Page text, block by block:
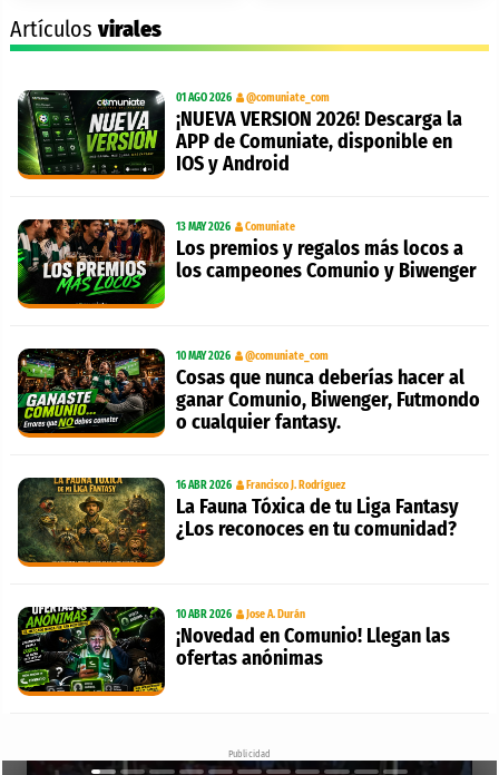
Artículosvirales
01 AGO 2026 @comuniate_com
¡NUEVA VERSION 2026! Descarga la
APP de Comuniate, disponible en
IOS y Android
13 MAY 2026 Comuniate
Los premios y regalos más locos a
los campeones Comunio y Biwenger
10 MAY 2026 @comuniate_com
Cosas que nunca deberías hacer al
ganar Comunio, Biwenger, Futmondo
o cualquier fantasy.
16 ABR 2026 Francisco J. Rodríguez
La Fauna Tóxica de tu Liga Fantasy
¿Los reconoces en tu comunidad?
10 ABR 2026 Jose A. Durán
¡Novedad en Comunio! Llegan las
ofertas anónimas
Publicidad